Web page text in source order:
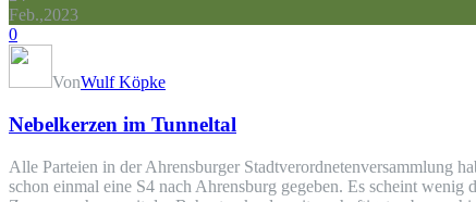
Feb.,2023
0
VonWulf Köpke
Nebelkerzen im Tunneltal
Alle Parteien in der Ahrensburger Stadtverordnetenversammlung
schon einmal eine S4 nach Ahrensburg gegeben. Es scheint